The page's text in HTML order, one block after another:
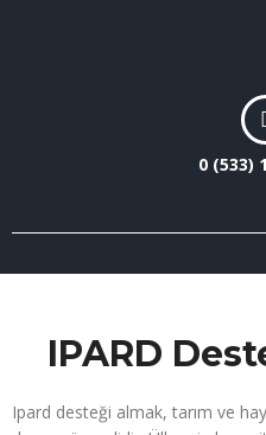
0 (533)
IPARD
Ipard desteği almak, tarım ve